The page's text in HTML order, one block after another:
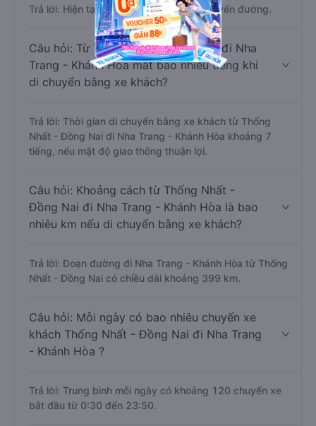
Trả lời: Hiện tại có 19 nhà xe khai thác tuyến đường.
Câu hỏi: Từ Thống Nhất - Đồng Nai đi Nha
Trang - Khánh Hòa mất bao nhiêu tiếng khi
di chuyển bằng xe khách?
Trả lời: Thời gian di chuyển bằng xe khách từ Thống
Nhất - Đồng Nai đi Nha Trang - Khánh Hòa khoảng 7
tiếng, nếu mật độ giao thông thuận lợi.
Câu hỏi: Khoảng cách từ Thống Nhất -
Đồng Nai đi Nha Trang - Khánh Hòa là bao
nhiêu km nếu di chuyển bằng xe khách?
Trả lời: Đoạn đường đi Nha Trang - Khánh Hòa từ Thống
Nhất - Đồng Nai có chiều dài khoảng 399 km.
Câu hỏi: Mỗi ngày có bao nhiêu chuyến xe
khách Thống Nhất - Đồng Nai đi Nha Trang
- Khánh Hòa ?
Trả lời: Trung bình mỗi ngày có khoảng 120 chuyến xe
bắt đầu từ 0:30 đến 23:50.